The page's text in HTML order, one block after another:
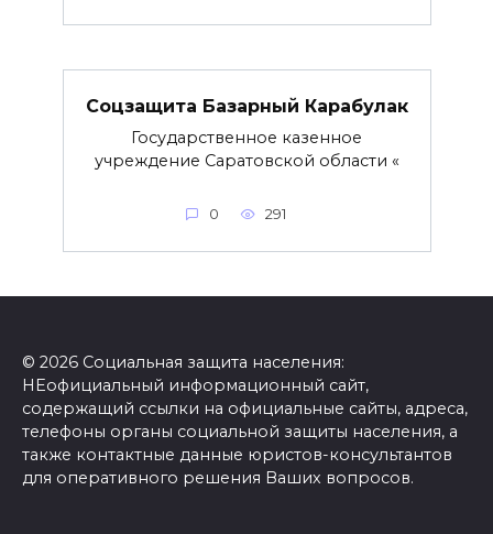
Соцзащита Базарный Карабулак
Государственное казенное
учреждение Саратовской области «
0 291
© 2026 Социальная защита населения:
НЕофициальный информационный сайт,
содержащий ссылки на официальные сайты, адреса,
телефоны органы социальной защиты населения, а
также контактные данные юристов-консультантов
для оперативного решения Ваших вопросов.